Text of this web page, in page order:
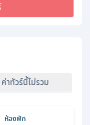
ค่าทัวร์นี้ไม่รวม
ห้องพัก